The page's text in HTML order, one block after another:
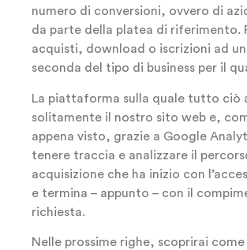
numero di conversioni, ovvero di
da parte della platea di riferimento.
acquisti, download o iscrizioni ad
seconda del tipo di business per il
La piattaforma sulla quale tutto ciò
solitamente il nostro sito web e,
appena visto, grazie a Google
tenere traccia e analizzare il
acquisizione che ha inizio con
e termina – appunto – con il
richiesta.
Nelle prossime righe, scoprirai